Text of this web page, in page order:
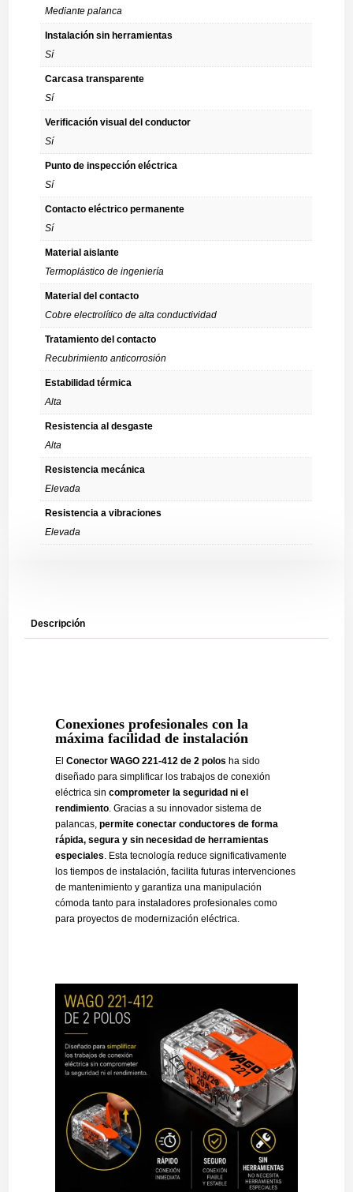
Mediante palanca
Instalación sin herramientas
Sí
Carcasa transparente
Sí
Verificación visual del conductor
Sí
Punto de inspección eléctrica
Sí
Contacto eléctrico permanente
Sí
Material aislante
Termoplástico de ingeniería
Material del contacto
Cobre electrolítico de alta conductividad
Tratamiento del contacto
Recubrimiento anticorrosión
Estabilidad térmica
Alta
Resistencia al desgaste
Alta
Resistencia mecánica
Elevada
Resistencia a vibraciones
Elevada
Descripción
Conexiones profesionales con la
máxima facilidad de instalación
El Conector WAGO 221-412 de 2 polos ha sido
diseñado para simplificar los trabajos de conexión
eléctrica sin comprometer la seguridad ni el
rendimiento. Gracias a su innovador sistema de
palancas, permite conectar conductores de forma
rápida, segura y sin necesidad de herramientas
especiales. Esta tecnología reduce significativamente
los tiempos de instalación, facilita futuras intervenciones
de mantenimiento y garantiza una manipulación
cómoda tanto para instaladores profesionales como
para proyectos de modernización eléctrica.